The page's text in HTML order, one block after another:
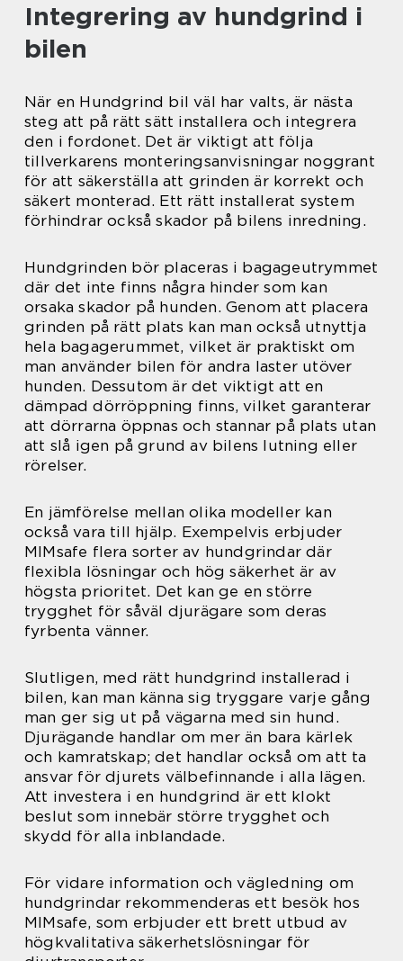
Integrering av hundgrind i
bilen
När en Hundgrind bil väl har valts, är nästa
steg att på rätt sätt installera och integrera
den i fordonet. Det är viktigt att följa
tillverkarens monteringsanvisningar noggrant
för att säkerställa att grinden är korrekt och
säkert monterad. Ett rätt installerat system
förhindrar också skador på bilens inredning.
Hundgrinden bör placeras i bagageutrymmet
där det inte finns några hinder som kan
orsaka skador på hunden. Genom att placera
grinden på rätt plats kan man också utnyttja
hela bagagerummet, vilket är praktiskt om
man använder bilen för andra laster utöver
hunden. Dessutom är det viktigt att en
dämpad dörröppning finns, vilket garanterar
att dörrarna öppnas och stannar på plats utan
att slå igen på grund av bilens lutning eller
rörelser.
En jämförelse mellan olika modeller kan
också vara till hjälp. Exempelvis erbjuder
MIMsafe flera sorter av hundgrindar där
flexibla lösningar och hög säkerhet är av
högsta prioritet. Det kan ge en större
trygghet för såväl djurägare som deras
fyrbenta vänner.
Slutligen, med rätt hundgrind installerad i
bilen, kan man känna sig tryggare varje gång
man ger sig ut på vägarna med sin hund.
Djurägande handlar om mer än bara kärlek
och kamratskap; det handlar också om att ta
ansvar för djurets välbefinnande i alla lägen.
Att investera i en hundgrind är ett klokt
beslut som innebär större trygghet och
skydd för alla inblandade.
För vidare information och vägledning om
hundgrindar rekommenderas ett besök hos
MIMsafe, som erbjuder ett brett utbud av
högkvalitativa säkerhetslösningar för